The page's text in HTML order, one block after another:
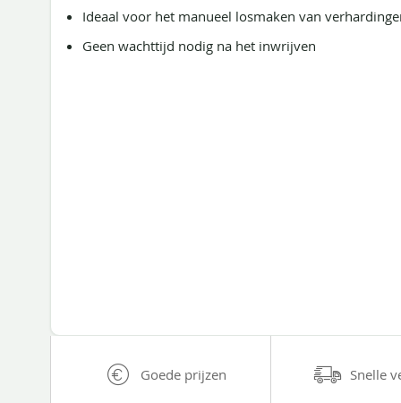
Ideaal voor het manueel losmaken van
Geen wachttijd nodig na het inwrijven
Goede prijzen Snelle